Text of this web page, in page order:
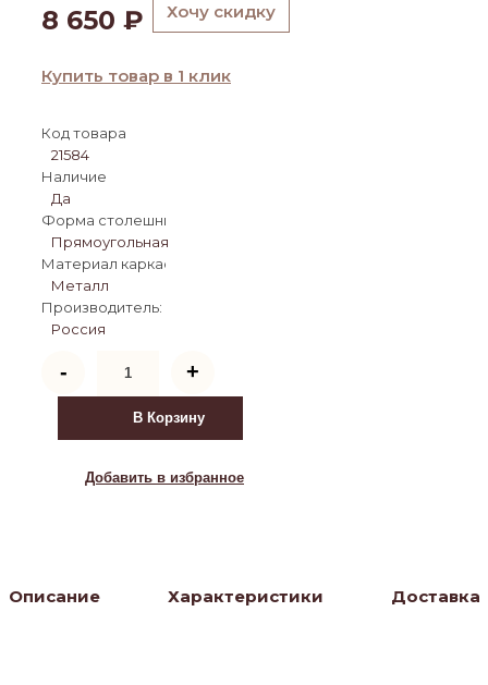
8 650 ₽ Хочу скидку
Купить товар в 1 клик
Код товара
21584
Наличие
Да
Форма столешницы:
Прямоугольная
Материал каркаса:
Металл
Производитель:
Россия
-
товара
Барная
стойка
Дилан
120х50х110
+
В Корзину
Добавить в избранное
Описание Характеристики Доставка